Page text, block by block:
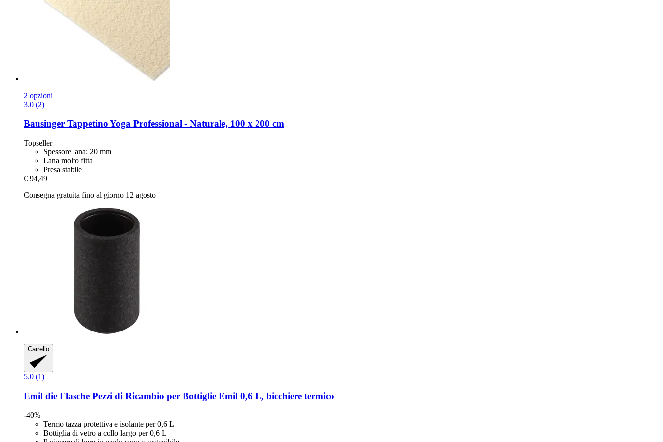
2 opzioni
3.0 (2)
Bausinger Tappetino Yoga Professional -​ Naturale, 100 x 200 cm
Topseller
Spessore lana: 20 mm
Lana molto fitta
Presa stabile
€ 94,49
Consegna gratuita fino al giorno 12 agosto
Carrello
5.0 (1)
Emil die Flasche Pezzi di Ricambio per Bottiglie Emil 0,6 L, bicchiere termico
-40%
Termo tazza protettiva e isolante per 0,6 L
Bottiglia di vetro a collo largo per 0,6 L